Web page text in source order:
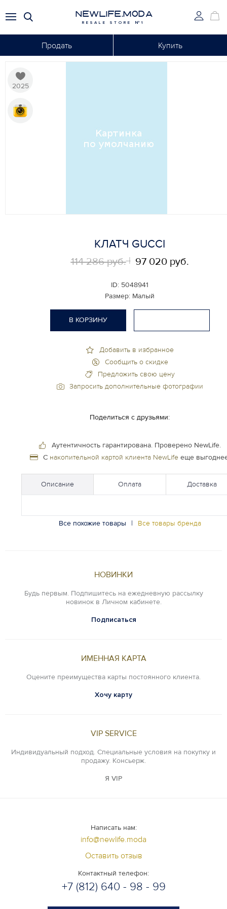
NEWLIFE.MODA
RESALE STORE №1
Продать Купить
2025
КЛАТЧ GUCCI
ID: 5048941
Размер: Малый
114 286 руб. 97 020 руб.
Добавить в избранное
Сообщить о скидке
Предложить свою цену
Запросить дополнительные фотографии
В КОРЗИНУ
Поделиться с друзьями:
Аутентичность гарантирована. Проверено NewLife.
С накопительной картой клиента NewLifeеще
Описание Оплата Доставка
Все похожие товары | Все товары бренда
НОВИНКИ
Будь первым. Подпишитесь на ежедневную рассылку
новинок в Личном кабинете.
Подписаться
ИМЕННАЯ КАРТА
Оцените преимущества карты постоянного клиента.
Хочу карту
VIP SERVICE
Индивидуальный подход. Специальные условия на покупку и
продажу. Консьерж.
Я VIP
Написать нам:
info@newlife.moda
Оставить отзыв
Контактный телефон:
+7 (812) 640 - 98 - 99